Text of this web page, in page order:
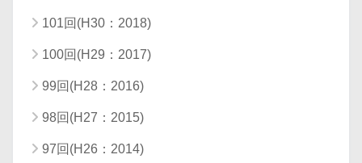
101回(H30：2018)
100回(H29：2017)
99回(H28：2016)
98回(H27：2015)
97回(H26：2014)